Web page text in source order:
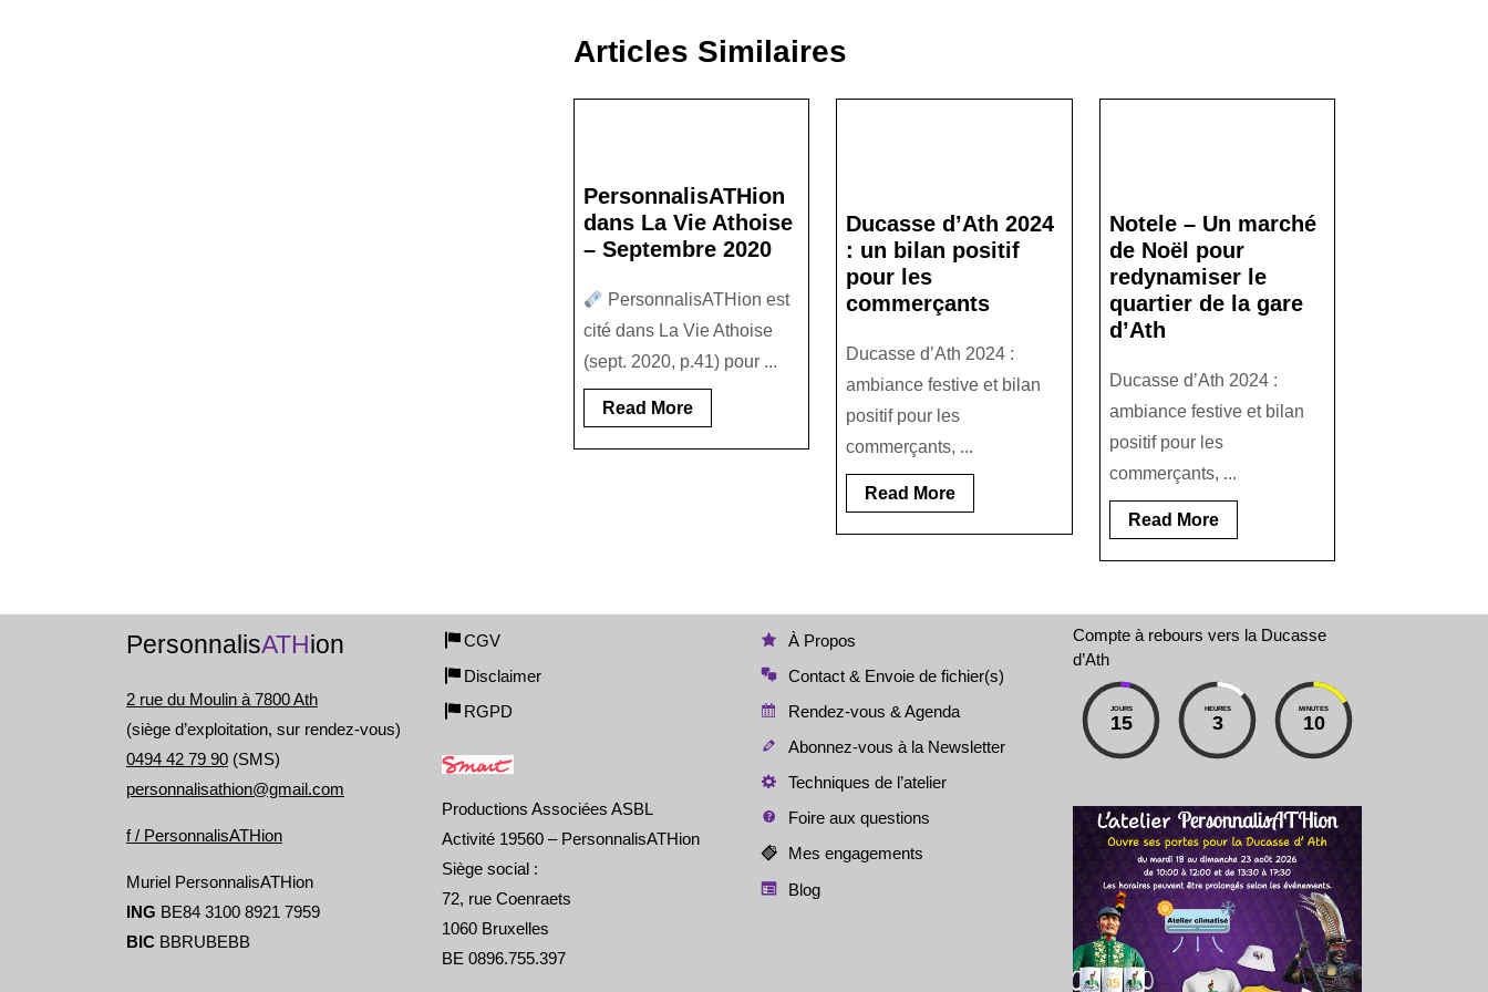
e
b
e
n
Li er
l’article
Articles Similaires
Notele – Un marché
de Noël pour
redynamiser le
quartier de la gare
d’Ath
Ducasse d’Ath 2024 :
ambiance festive et bilan
positif pour les
commerçants, ...
Read MoreRead
More
Ducasse d’Ath 2024
: un bilan positif
pour les
commerçants
Ducasse d’Ath 2024 :
ambiance festive et bilan
positif pour les
commerçants, ...
Read MoreRead
More
PersonnalisATHion
dans La Vie Athoise
– Septembre 2020
PersonnalisATHion est
cité dans La Vie Athoise
(sept. 2020, p.41) pour ...
Read MoreRead
More
PersonnalisATH ion
2 rue du Moulin à 7800 Ath
(siège d’exploitation, sur rendez-vous)
0494 42 79 90 (SMS)
personnalisathion@gmail.com
f / PersonnalisATHion
Muriel PersonnalisATHion
ING BE84 3100 8921 7959
BIC BBRUBEBB
CGV
Disclaimer
RGPD
Productions Associées ASBL
Activité 19560 – PersonnalisATHion
Siège social :
72, rue Coenraets
1060 Bruxelles
BE 0896.755.397
À Propos
Contact & Envoie de fichier(s)
Rendez-vous & Agenda
Abonnez-vous à la Newsletter
Techniques de l’atelier
Foire aux questions
Mes engagements
Blog
Compte à rebours vers la Ducasse
d’Ath
JOURS
15
HEURES
3
MINUTES
10